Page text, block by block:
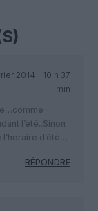
2014 - 10 h 37
min
l’été..Sinon
d’été…
RÉPONDRE